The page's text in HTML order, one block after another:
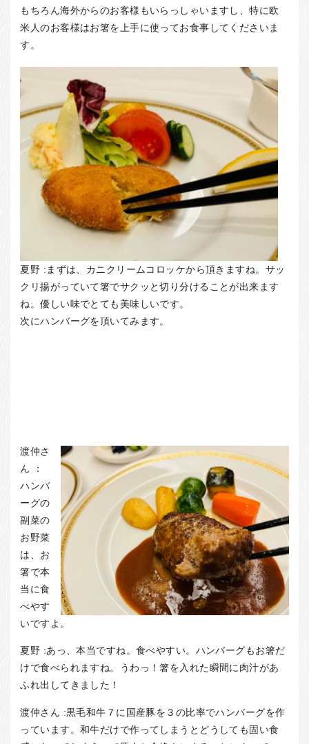
もちろん海外からのお客様もいらっしゃいますし、特に欧
米人のお客様はお箸を上手に使ってお食事してくださいま
す。
夏野 :まずは、カニクリームコロッケから頂きますね。サッ
クリ揚がっていて箸でサクッと切り分けることが出来ます
ね。優しい味でとても美味しいです。
次にハンバーグを頂いてみます。
渡仲さ
ん ：
ハンバ
ーグの
副菜の
お野菜
は、お
箸で本
当に食
べやす
いですよ。
夏野 :あっ、本当ですね。食べやすい。ハンバーグもお箸だ
けで食べられますね。うわっ！箸を入れた瞬間に肉汁があ
ふれ出してきました！
渡仲さん :黒毛和牛７に国産豚を３の比率でハンバーグを作
っています。和牛だけで作ってしまうとどうしても固い食